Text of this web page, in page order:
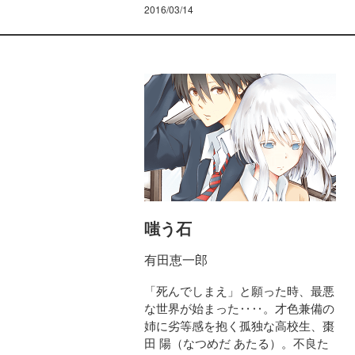
2016/03/14
嗤う石
有田恵一郎
「死んでしまえ」と願った時、最悪
な世界が始まった‥‥。才色兼備の
姉に劣等感を抱く孤独な高校生、棗
田 陽（なつめだ あたる）。不良た